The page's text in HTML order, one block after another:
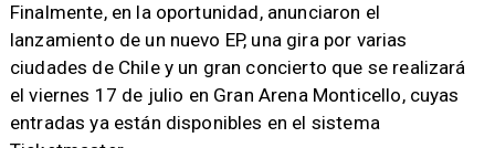
Finalmente, en la oportunidad, anunciaron el
lanzamiento de un nuevo EP, una gira por varias
ciudades de Chile y un gran concierto que se realizará
el viernes 17 de julio en Gran Arena Monticello, cuyas
entradas ya están disponibles en el sistema